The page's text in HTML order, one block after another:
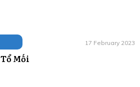
17 February 2023
Tổ Mối